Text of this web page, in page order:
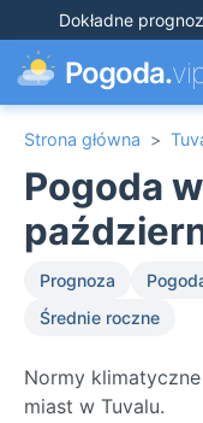
Dokładne
Pogoda.
Strona główna >
Pogoda
Prognoza
Średnie roczne
Normy
miast w Tuvalu.